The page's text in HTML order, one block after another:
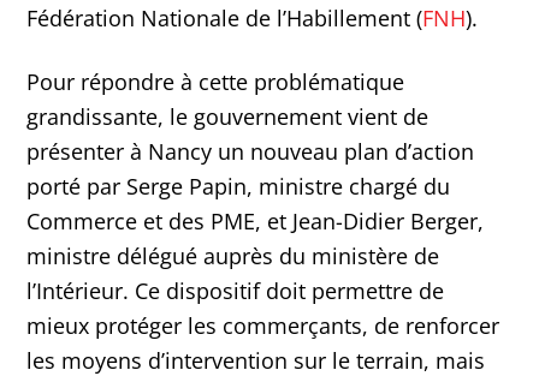
Fédération Nationale de l’Habillement (FNH).
Pour répondre à cette problématique
grandissante, le gouvernement vient de
présenter à Nancy un nouveau plan d’action
porté par Serge Papin, ministre chargé du
Commerce et des PME, et Jean-Didier Berger,
ministre délégué auprès du ministère de
l’Intérieur. Ce dispositif doit permettre de
mieux protéger les commerçants, de renforcer
les moyens d’intervention sur le terrain, mais